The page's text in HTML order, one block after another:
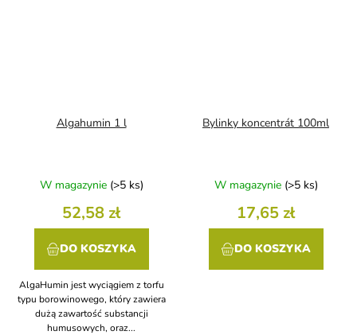
Algahumin 1 l
W magazynie (>5 ks)
52,58 zł
DO KOSZYKA
AlgaHumin jest wyciągiem z torfu
typu borowinowego, który zawiera
dużą zawartość substancji
humusowych, oraz...
Bylinky koncentrát 100ml
W magazynie (>5 ks)
17,65 zł
DO KOSZYKA